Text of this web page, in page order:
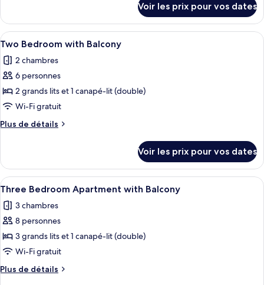
Two
Bedroom
Apartment
le
type
de
Two
Bedroom
Voir les prix pour vos dates
Afficher
toutes
les
photos
pour
ce
type
de
Two
Bedroom
with
Balcony
15
Two Bedroom with Balcony
2 chambres
6 personnes
2 grands lits et 1 canapé-lit (double)
Wi-Fi gratuit
Plus de détails
Plus
le
type
de
Two
Bedroom
Balcony
Voir les prix pour vos dates
Afficher
toutes
les
photos
pour
ce
type
de
Three Bedroom Apartment with
13
Three Bedroom Apartment with Balcony
3 chambres
8 personnes
3 grands lits et 1 canapé-lit (double)
Wi-Fi gratuit
Plus de détails
Plus